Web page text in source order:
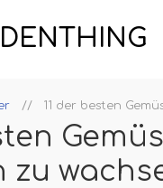
11 der besten
zu